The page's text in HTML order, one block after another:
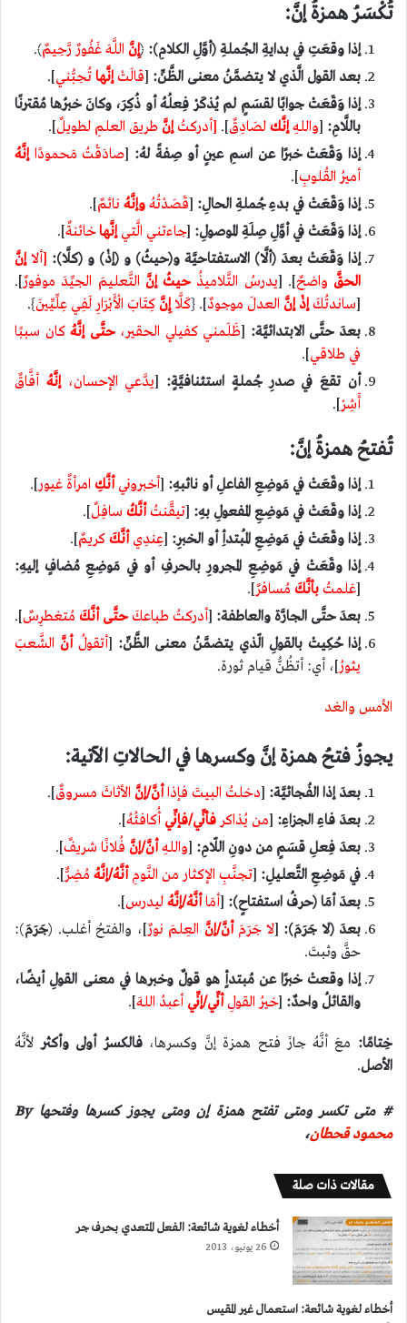
تُكْسَرُ همزةُ إنَّ:
إذا وقعَتِ في بدايةِ الجُملةِ (أوَّلِ الكلامِ): ﴿إِنَّ اللَّهَ غَفُورٌ رَّحِيمٌ﴾.
بعد القول الَّذي لا يتضمَّنُ معنى الظَّنِّ: [قالَتْإنَّها تُحِبُّني].
إذا وَقَعَتْ جوابًا لقسَمٍ لم يُذكَرْ فِعلُهُ أو ذُكِرَ، وكانَ خبرُها مُقترنًا
باللَّامِ: [واللهِإنَّك لصَادِقٌ]. [أدركتُإنَّ طريق العلمِ لطويلٌ].
إذا وَقَعَتْ خبرًا عن اسمِ عينٍ أو صِفةً لهُ: [صادَقْتُ مَحمودًاإنَّهُ
أميرُ القُلوبِ].
إذا وَقَعَتْ في بدءِ جُملةِ الحالِ: [قَصَدْتُهُ وإنَّهُ نائمٌ].
إذا وَقَعَتْ في أوَّلِ صِلَةِ الموصولِ: [جاءتني الَّتيإنَّهاخائنةٌ].
إذا وَقَعَتْ بعدَ (ألَّا) الاستفتاحيَّة و(حيثُ) و (إذْ) و (كلَّا): [ألاإنَّ
الحقَّ واضحٌ]. [يدرسُ التَّلاميذُ حيثُ إنَّ التَّعليمَ الجيِّدَ موفورٌ].
[ساندتُكَإذْ إنَّ العدلَ موجودٌ]. {كَلَّاإِنَّ كِتَابَ الْأَبْرَارِ لَفِي عِلِّيِّينَ}.
بعدَ حتَّى الابتدائيَّة: [ظَلَمني كفيلي الحقير،حتَّى إنَّهُكان سببًا
في طلاقي].
أن تقعَ في صدرِ جُملةٍ استئنافيَّةٍ: [يدَّعي الإحسان،إنَّهُ أفَّاقٌ
أَشِرْ].
تُفتحُ همزةُ إنَّ:
إذا وقَعَتْ في مَوضِعِ الفاعلِ أو نائبهِ: أخبروني أنَّكِ امرأةٌ غيور].
إذا وقَعَتْ في مَوضِعِ المفعولِ بهِ: تيقَّنتُ أنَّكُ سافِلٌ ].
إذا وقَعَتْ في مَوضِعِ المُبتدأِ أو الخبرِ: عِندِي أنَّكَ كريمٌ ].
إذا وقَعَتْ في مَوضِعِ المجرورِ بالحرفِ أو في مَوضِعِ مُضافٍ إليهِ:
عَلمتُ بأنَّكَ مُسافرٌ].
بعدَ حتَّى الجارَّة والعاطفة: أدركتُ طباعكَ حتَّى أنَّكَ مُتغطرِسٌ ].
إذا حُكِيتْ بالقولِ الّذي يتضمَّنُ معنى الظَّنِّ:
أتقولُ أنَّالشَّعبَ
يثورُ]، أي: أتظُنُّ قيام ثورة.
الأمس والغد
يجوزُ فتحُ همزة إنَّ وكسرها في الحالاتِ الآتية:
بعدَ إذا الفُجائيَّة: [دخلتُ البيتَ فإذا أنَّ/إنَّ الأثاثَ مسروقٌ].
بعدَ فاءِ الجزاءِ: [من يُذاكر فأنِّي/فإنِّي أُكافئُهُ].
بعدَ فِعلِ قسَمٍ من دونِ اللّامِ: [واللهِ أنَّ/إنَّ فُلانًا شريفٌ].
في مَوضِعِ التَّعليلِ: [تجنَّبِ الإكثار من النَّومِ أنَّهُ/إنَّهُ مُضِرٌّ].
بعدَ أمَا (حرفُ استفتاحٍ): [أمَا أنَّهُ/إنَّهُ ليدرس].
بعدَ (لا جَرَمَ): [لا جَرَمَأنَّ/إنَّ العِلمَ نورٌ]، والفتحُ أغلب. (جَرَمَ):
حقَّ وثبتَ.
إذا وقعتْ خبرًا عن مُبتدأٍ هو قولٌ وخبرها في معنى القولِ أيضًا،
والقائلُ واحدٌ: [خيرُ القولِ أنِّي/إنِّي أعبدُ اللهَ].
خِتامًا: معَ أنَّهُ جازَ فتح همزة إنَّ وكسرها،فالكسرُ أولى وأكثرلأنَّهُ
الأصل.
# متى تكسر ومتى تفتح همزة إن ومتى يجوز كسرها وفتحهاBy
محمود قحطان،
مقالات ذات صلة
أخطاء لغوية شائعة: الفعل المتعدي بحرف جر
26 يونيو، 2013
أخطاء لغوية شائعة: استعمال غير المقيس